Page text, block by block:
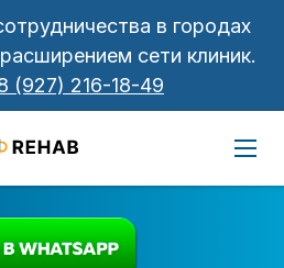
в городах
сети клиник.
(927) 216-18-49